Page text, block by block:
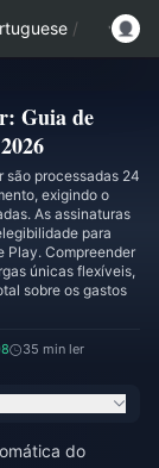
/
Guia de
processadas 24
exigindo o
As assinaturas
para
Play. Compreender
únicas flexíveis,
sobre os gastos
35 min ler
do